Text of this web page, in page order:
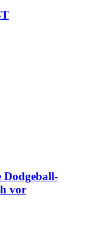
Dodgeball-
vor